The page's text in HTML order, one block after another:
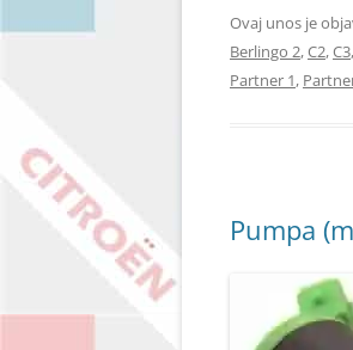
Ovaj unos je
Berlingo 2,C2,C3,
Partner 1,
Pumpa